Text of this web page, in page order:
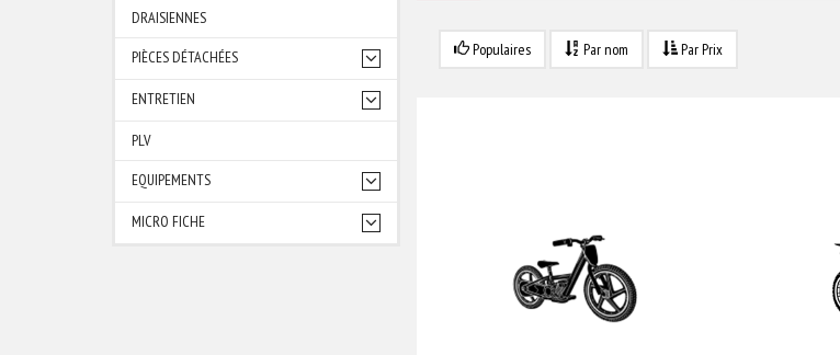
DRAISIENNES
PIÈCES DÉTACHÉES
ENTRETIEN
PLV
EQUIPEMENTS
MICRO FICHE
Populaires Par nom Par Prix